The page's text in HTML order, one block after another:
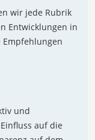
wir jede Rubrik
Entwicklungen in
und
auf die